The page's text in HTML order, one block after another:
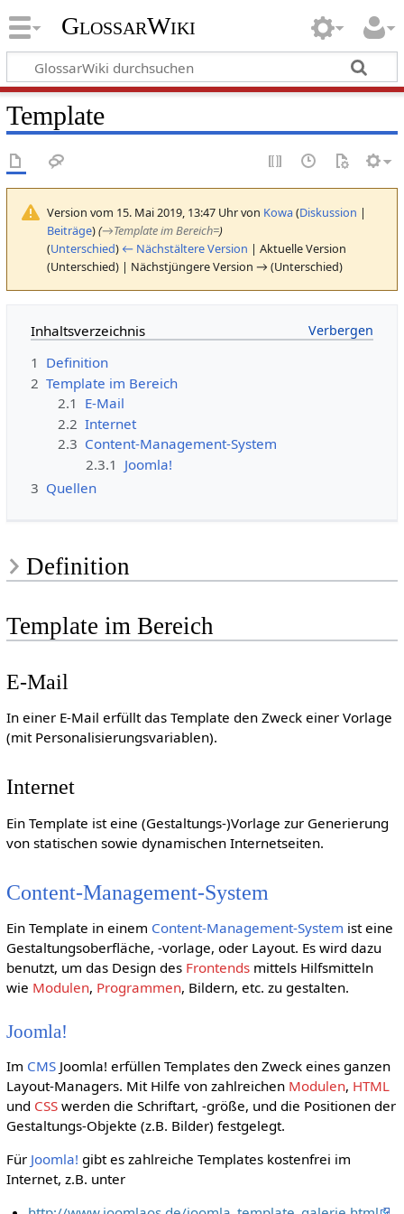
GlossarWiki
Template
Version vom 15. Mai 2019, 13:47 Uhr von Kowa(Diskussion |
Beiträge)(→Template im Bereich=)
(Unterschied) ← Nächstältere Version | Aktuelle Version
(Unterschied) | Nächstjüngere Version → (Unterschied)
Inhaltsverzeichnis
1 Definition
2 Template im Bereich
2.1 E-Mail
2.2 Internet
2.3 Content-Management-System
2.3.1 Joomla!
3 Quellen
Definition
Template im Bereich
E-Mail
In einer E-Mail erfüllt das Template den Zweck einer Vorlage
(mit Personalisierungsvariablen).
Internet
Ein Template ist eine (Gestaltungs-)Vorlage zur Generierung
von statischen sowie dynamischen Internetseiten.
Content-Management-System
Ein Template in einem Content-Management-System ist eine
Gestaltungsoberfläche, -vorlage, oder Layout. Es wird dazu
benutzt, um das Design des Frontendsmittels Hilfsmitteln
wie Modulen, Programmen, Bildern, etc. zu gestalten.
Joomla!
Im CMSJoomla! erfüllen Templates den Zweck eines ganzen
Layout-Managers. Mit Hilfe von zahlreichen Modulen, HTML
und CSSwerden die Schriftart, -größe, und die Positionen der
Gestaltungs-Objekte (z.B. Bilder) festgelegt.
Für Joomla! gibt es zahlreiche Templates kostenfrei im
Internet, z.B. unter